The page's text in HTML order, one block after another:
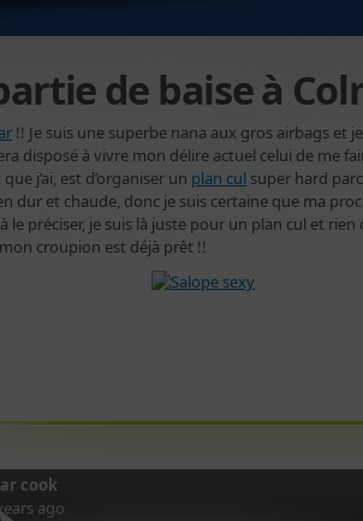
de baise à
!! Je suis une superbe nana aux gros airbags et
disposé à vivre mon délire actuel celui de me
j’ai, est d’organiser un plan cul super hard
dur et chaude, donc je suis certaine que ma
le préciser, je suis là juste pour un plan cul et rien
croupion est déjà prêt !!
cook
ago